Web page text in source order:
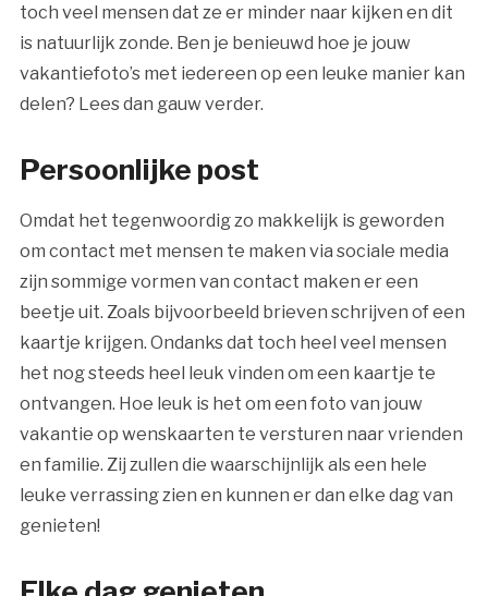
toch veel mensen dat ze er minder naar kijken en dit
is natuurlijk zonde. Ben je benieuwd hoe je jouw
vakantiefoto’s met iedereen op een leuke manier kan
delen? Lees dan gauw verder.
Persoonlijke post
Omdat het tegenwoordig zo makkelijk is geworden
om contact met mensen te maken via sociale media
zijn sommige vormen van contact maken er een
beetje uit. Zoals bijvoorbeeld brieven schrijven of een
kaartje krijgen. Ondanks dat toch heel veel mensen
het nog steeds heel leuk vinden om een kaartje te
ontvangen. Hoe leuk is het om een foto van jouw
vakantie op wenskaarten te versturen naar vrienden
en familie. Zij zullen die waarschijnlijk als een hele
leuke verrassing zien en kunnen er dan elke dag van
genieten!